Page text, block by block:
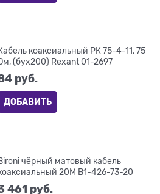
коаксиальный РК 75-4-11, 75
(бух200) Rexant 01-2697
руб.
ДОБАВИТЬ
чёрный матовый кабель
20М B1-426-73-20
461 руб.